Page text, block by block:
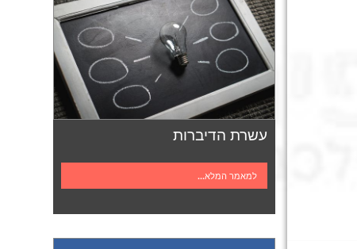
עשרת הדיברות
למאמר המלא...